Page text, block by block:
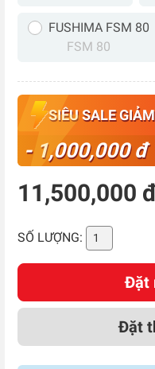
FUSHIMA FSM 80
FSM 80
SIÊU SALE
- 1,000,000 đ
11,500,000
SỐ LƯỢNG:
Đặt
Đặt